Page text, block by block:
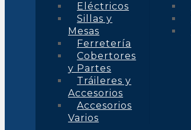
Eléctricos
Sillas y
Mesas
Ferretería
Cobertores
y Partes
Tráileres y
Accesorios
Accesorios
Varios